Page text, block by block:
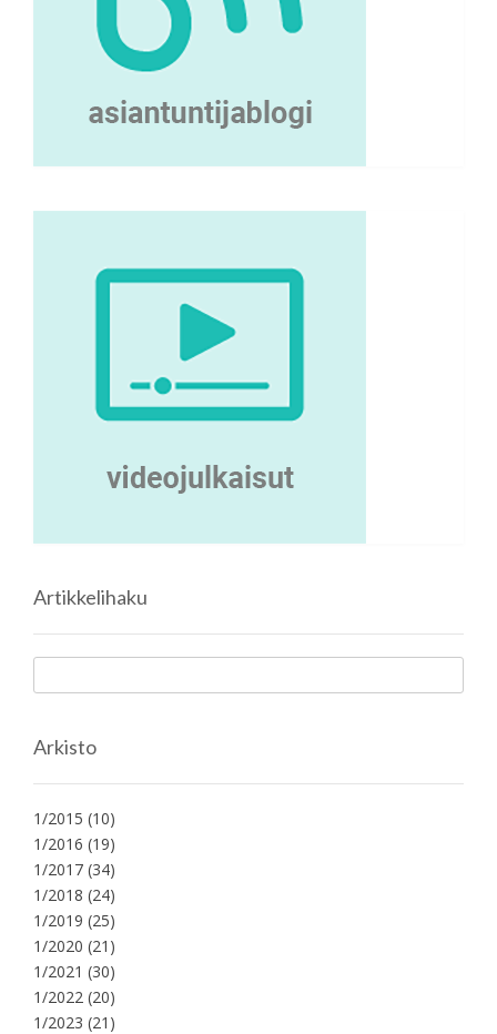
Artikkelihaku
Arkisto
1/2015 (10)
1/2016 (19)
1/2017 (34)
1/2018 (24)
1/2019 (25)
1/2020 (21)
1/2021 (30)
1/2022 (20)
1/2023 (21)